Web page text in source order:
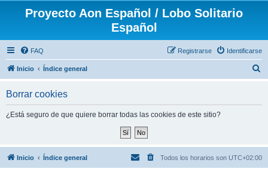
Proyecto Aon Español / Lobo Solitario
Español
FAQ Identificarse
Registrarse
Inicio Índice general
Borrar cookies
¿Está seguro de que quiere borrar todas las cookies de este sitio?
Inicio Índice general Todos los horarios son UTC+02:00